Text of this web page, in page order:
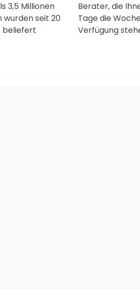
3,5 Millionen
wurden seit 20
beliefert
Berater, die
Tage die
Verfügung